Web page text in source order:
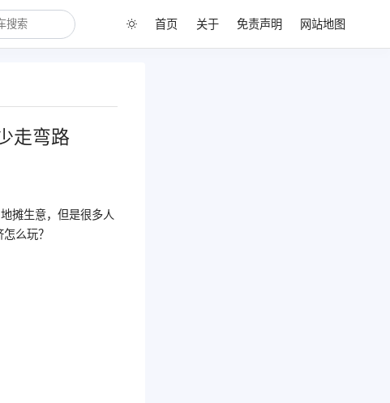
首页 关于 免责声明 网站地图
走弯路
摊生意，但是很多人
么玩？